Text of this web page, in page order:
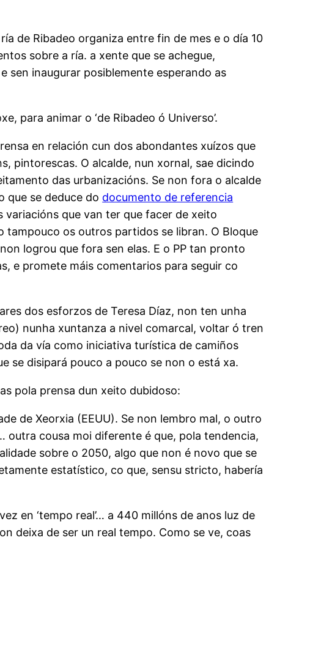
de Ribadeo organiza entre fin de mes e o día 10
sobre a ría. a xente que se achegue,
sen inaugurar posiblemente esperando as
para animar o ‘de Ribadeo ó Universo’.
en relación cun dos abondantes xuízos que
pintorescas. O alcalde, nun xornal, sae dicindo
das urbanizacións. Se non fora o alcalde
que se deduce do documento de referencia
variacións que van ter que facer de xeito
tampouco os outros partidos se libran. O Bloque
logrou que fora sen elas. E o PP tan pronto
e promete máis comentarios para seguir co
dos esforzos de Teresa Díaz, non ten unha
nunha xuntanza a nivel comarcal, voltar ó tren
da vía como iniciativa turística de camiños
se disipará pouco a pouco se non o está xa.
pola prensa dun xeito dubidoso:
de Xeorxia (EEUU). Se non lembro mal, o outro
cousa moi diferente é que, pola tendencia,
sobre o 2050, algo que non é novo que se
estatístico, co que, sensu stricto, habería
en ‘tempo real’… a 440 millóns de anos luz de
deixa de ser un real tempo. Como se ve, coas